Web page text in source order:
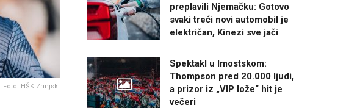
Foto: HŠK Zrinjski
preplavili Njemačku: Gotovo
svaki treći novi automobil je
električan, Kinezi sve jači
Spektakl u Imostskom:
Thompson pred 20.000 ljudi,
a prizor iz „VIP lože“ hit je
večeri